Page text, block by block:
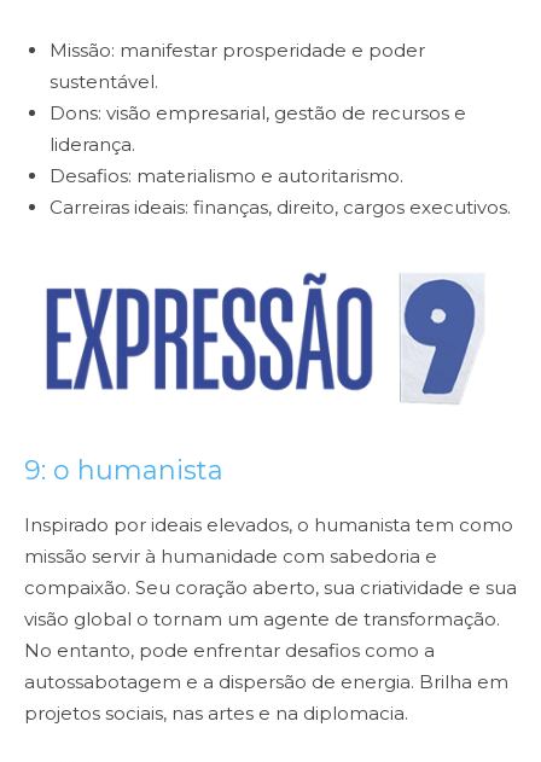
Missão: manifestar prosperidade e poder
sustentável.
Dons: visão empresarial, gestão de recursos e
liderança.
Desafios: materialismo e autoritarismo.
Carreiras ideais: finanças, direito, cargos executivos.
9: o humanista
Inspirado por ideais elevados, o humanista tem como
missão servir à humanidade com sabedoria e
compaixão. Seu coração aberto, sua criatividade e sua
visão global o tornam um agente de transformação.
No entanto, pode enfrentar desafios como a
autossabotagem e a dispersão de energia. Brilha em
projetos sociais, nas artes e na diplomacia.